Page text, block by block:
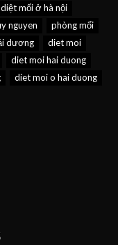
diệt mối ở hà nội
nguyen
phòng mối
dương
diet moi
diet moi hai duong
diet moi o hai duong